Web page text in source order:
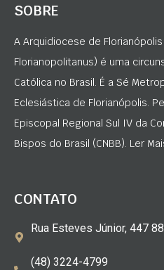
SOBRE
A Arquidiocese de
Florianopolitanus) é uma
Católica no Brasil. É a Sé
Eclesiástica de Florianópolis.
Episcopal Regional Sul IV da
Bispos do Brasil (CNBB). Ler
CONTATO
Rua Esteves Júnior, 447
(48) 3224-4799